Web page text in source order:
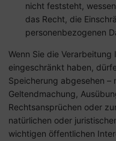
nicht feststeht,
das Recht, die
personenbezogenen
Wenn Sie die
eingeschränkt haben,
Speicherung abgesehen –
Geltendmachung,
Rechtsansprüchen oder
natürlichen oder
wichtigen öffentlichen